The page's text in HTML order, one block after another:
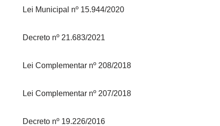
Lei Municipal nº 15.944/2020
Decreto nº 21.683/2021
Lei Complementar nº 208/2018
Lei Complementar nº 207/2018
Decreto nº 19.226/2016